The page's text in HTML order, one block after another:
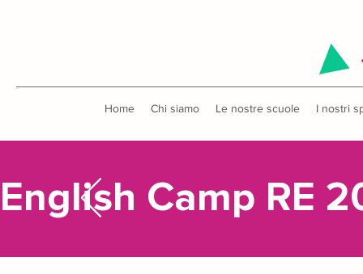
Home Chi siamo Le nostre scuole I nostri
English Camp RE